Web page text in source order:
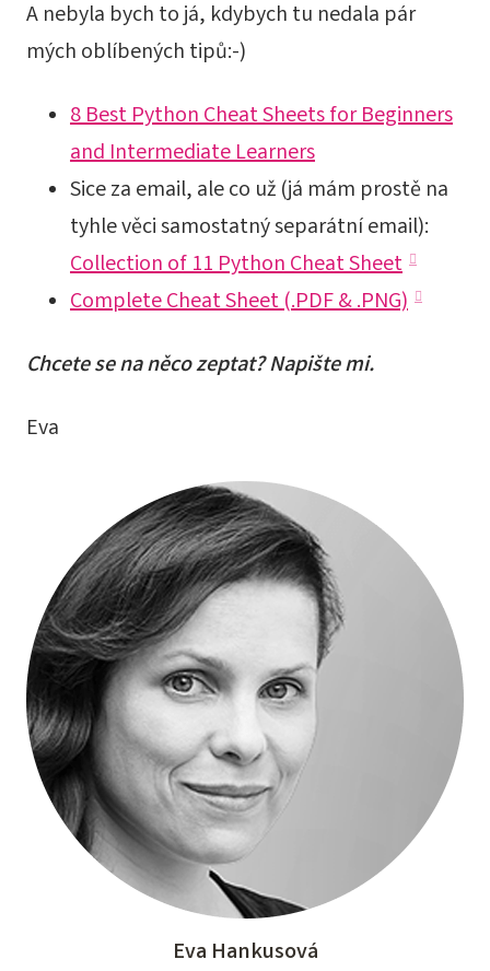
A nebyla bych to já, kdybych tu nedala pár
mých oblíbených tipů:-)
8 Best Python Cheat Sheets for Beginners
and Intermediate Learners
Sice za email, ale co už (já mám prostě na
tyhle věci samostatný separátní email):
Collection of 11 Python Cheat Sheet
Complete Cheat Sheet (.PDF & .PNG)
Chcete se na něco zeptat? Napište mi.
Eva
Eva Hankusová